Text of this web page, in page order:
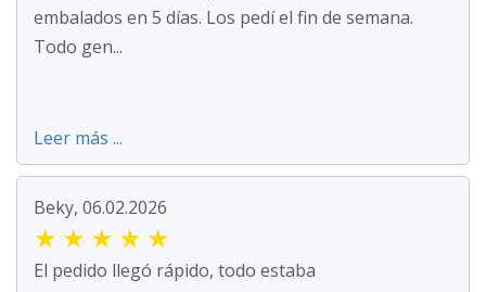
embalados en 5 días. Los pedí el fin de semana.
Todo gen...
Leer más ...
Beky, 06.02.2026
★ ★ ★ ★ ★
El pedido llegó rápido, todo estaba